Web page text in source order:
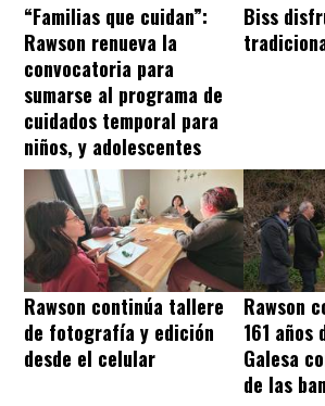
“Familias que cuidan”:
Rawson renueva la
convocatoria para
sumarse al programa de
cuidados temporal para
niños, y adolescentes
Biss
Rawson continúa tallere
de fotografía y edición
desde el celular
Rawson
161 años
Galesa
de las